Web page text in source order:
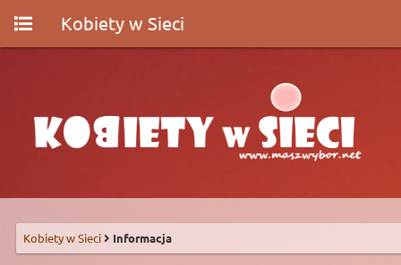
Kobiety w Sieci
Kobiety w Sieci Informacja